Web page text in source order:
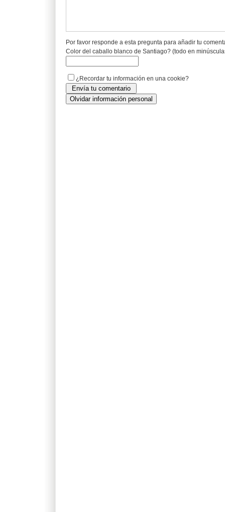
Por favor responde a esta pregunta para añadir tu
Color del caballo blanco de Santiago? (todo en
¿Recordar tu información en una cookie?